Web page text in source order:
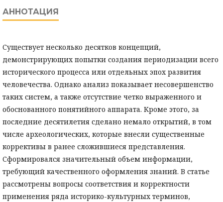
АННОТАЦИЯ
Существует несколько десятков концепций,
демонстрирующих попытки создания периодизации всего
исторического процесса или отдельных эпох развития
человечества. Однако анализ показывает несовершенство
таких систем, а также отсутствие четко выраженного и
обоснованного понятийного аппарата. Кроме этого, за
последние десятилетия сделано немало открытий, в том
числе археологических, которые внесли существенные
коррективы в ранее сложившиеся представления.
Сформировался значительный объем информации,
требующий качественного оформления знаний. В статье
рассмотрены вопросы соответствия и корректности
применения ряда историко-культурных терминов,